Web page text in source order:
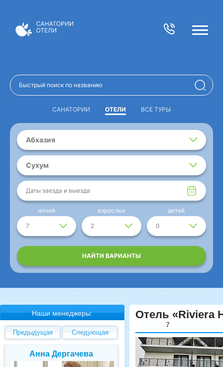
САНАТОРИИ ОТЕЛИ ВСЕ ТУРЫ
Абхазия
Сухум
Даты заезда и выезда
7
ночей
2
взрослых
0
детей
НАЙТИ ВАРИАНТЫ
Наши менеджеры:
Предыдущая Следующая
Елена Валуева Светлана
Отель «Riviera
7